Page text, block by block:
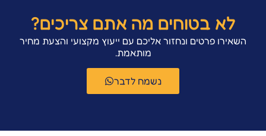
לא בטוחים מה אתם צריכים?
השאירו פרטים ונחזור אליכם עם ייעוץ מקצועי והצעת מחיר
מותאמת.
נשמח לדבר